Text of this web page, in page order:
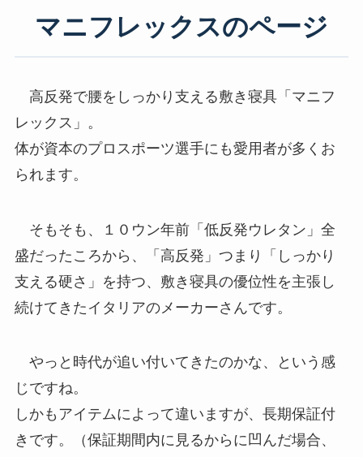
マニフレックスのページ
高反発で腰をしっかり支える敷き寝具「マニフ
レックス」。
体が資本のプロスポーツ選手にも愛用者が多くお
られます。
そもそも、１０ウン年前「低反発ウレタン」全
盛だったころから、「高反発」つまり「しっかり
支える硬さ」を持つ、敷き寝具の優位性を主張し
続けてきたイタリアのメーカーさんです。
やっと時代が追い付いてきたのかな、という感
じですね。
しかもアイテムによって違いますが、長期保証付
きです。（保証期間内に見るからに凹んだ場合、